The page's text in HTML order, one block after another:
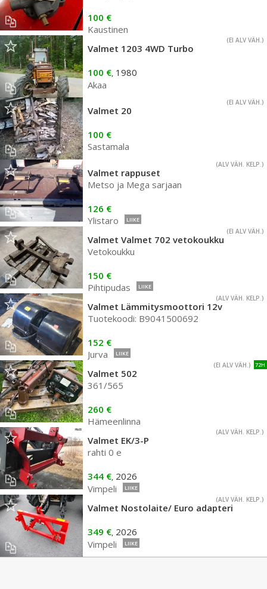
100 €
Kaustinen
(EI ALV VÄH.)
Valmet 1203 4WD Turbo
100 €, 1980
Akaa
(EI ALV VÄH.)
Valmet 20
100 €
Sastamala
(ALV VÄH. KELP.)
Valmet rappuset
Metso ja Mega sarjaan
126 €
Ylistaro
LIIKE
(EI ALV VÄH.)
Valmet Valmet 702 vetokoukku
Vetokoukku
150 €
Pihtipudas
LIIKE
(ALV VÄH. KELP.)
Valmet Lämmitysmoottori 12v
Tuotekoodi: B9041500692
152 €
Jurva
LIIKE
72H
(EI ALV VÄH.)
Valmet 502
361/565
260 €
Hämeenlinna
(ALV VÄH. KELP.)
Valmet EK/3-P
rahti 0 e
344 €, 2026
Vimpeli
LIIKE
(ALV VÄH. KELP.)
Valmet Nostolaite/ Euro adapteri
349 €, 2026
Vimpeli
LIIKE